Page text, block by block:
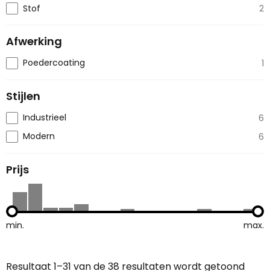
Stof
2
Afwerking
Poedercoating 1
Stijlen
Industrieel
6
Modern
6
Prijs
min. max.
Resultaat 1–31 van de 38 resultaten wordt getoond